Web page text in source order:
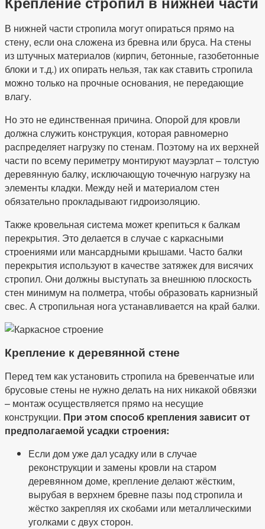
В нижней части стропила могут опираться прямо на
стену, если она сложена из бревна или бруса. На стены
из штучных материалов (кирпич, бетонные, газобетонные
блоки и т.д.) их опирать нельзя, так как ставить стропила
можно только на прочные основания, не передающие
влагу.
Но это не единственная причина. Опорой для кровли
должна служить конструкция, которая равномерно
распределяет нагрузку по стенам. Поэтому на их верхней
части по всему периметру монтируют мауэрлат – толстую
деревянную балку, исключающую точечную нагрузку на
элементы кладки. Между ней и материалом стен
обязательно прокладывают гидроизоляцию.
Также кровельная система может крепиться к балкам
перекрытия. Это делается в случае с каркасными
строениями или мансардными крышами. Часто балки
перекрытия используют в качестве затяжек для висячих
стропил. Они должны выступать за внешнюю плоскость
стен минимум на полметра, чтобы образовать карнизный
свес. А стропильная нога устанавливается на край балки.
Крепление к деревянной стене
Перед тем как установить стропила на бревенчатые или
брусовые стены не нужно делать на них никакой обвязки
– монтаж осуществляется прямо на несущие
конструкции. При этом способ крепления зависит от
предполагаемой усадки строения:
Если дом уже дал усадку или в случае
реконструкции и замены кровли на старом
деревянном доме, крепление делают жёстким,
вырубая в верхнем бревне пазы под стропила и
жёстко закрепляя их скобами или металлическими
уголками с двух сторон.